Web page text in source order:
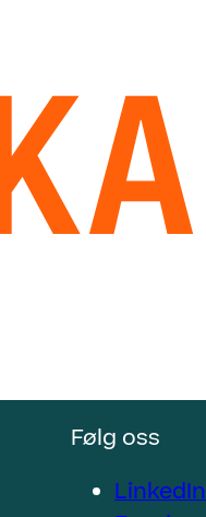
Følg oss
LinkedIn